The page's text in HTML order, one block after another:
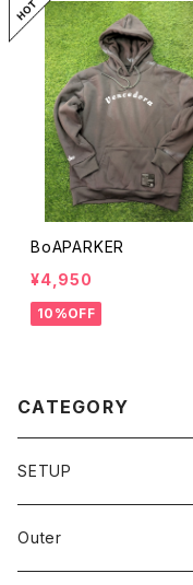
BoAPARKER
¥4,950
10%OFF
CATEGORY
SETUP
Outer